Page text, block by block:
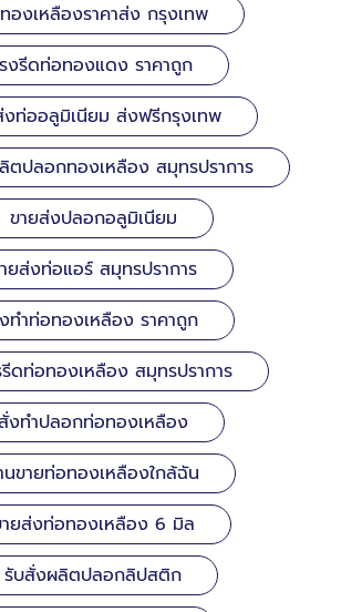
องเหลืองราคาส่ง กรุงเทพ
งรีดท่อทองแดง ราคาถูก
งท่ออลูมิเนียม ส่งฟรีกรุงเทพ
ตปลอกทองเหลือง สมุทรปราการ
ขายส่งปลอกอลูมิเนียม
ยส่งท่อแอร์ สมุทรปราการ
ทำท่อทองเหลือง ราคาถูก
รีดท่อทองเหลือง สมุทรปราการ
งทำปลอกท่อทองเหลือง
นขายท่อทองเหลืองใกล้ฉัน
ยส่งท่อทองเหลือง 6 มิล
รับสั่งผลิตปลอกลิปสติก